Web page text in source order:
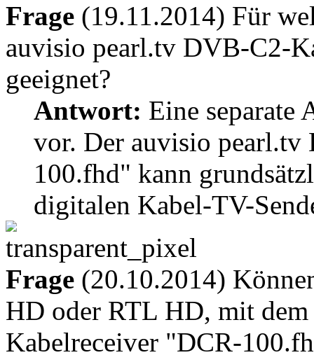
Frage (19.11.2014) Für
auvisio pearl.tv DVB-C2-
geeignet?
Antwort: Eine
vor. Der auvisio
100.fhd" kann
digitalen Kabel-TV-
Frage (20.10.2014)
HD oder RTL HD, mit
Kabelreceiver "DCR-